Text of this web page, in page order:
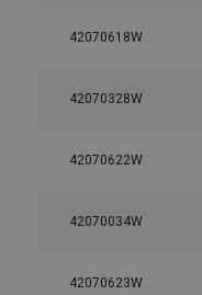
42070618W
42070328W
42070622W
42070034W
42070623W